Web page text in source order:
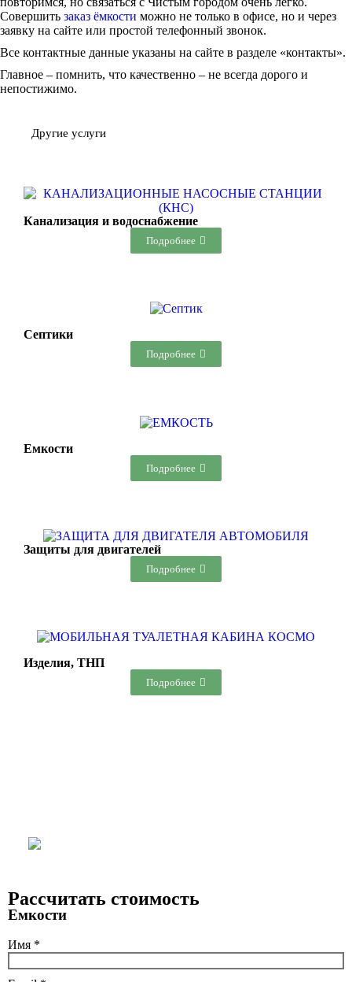
Совершить заказ ёмкости можно не только в офисе, но и через
заявку на сайте или простой телефонный звонок.
Все контактные данные указаны на сайте в разделе «контакты».
Главное – помнить, что качественно – не всегда дорого и
непостижимо.
Другие услуги
Канализация и водоснабжение
Подробнее
Септики
Подробнее
Емкости
Подробнее
Защиты для двигателей
Подробнее
Изделия, ТНП
Подробнее
Рассчитать стоимость
Емкости
Имя *